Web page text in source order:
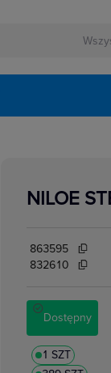
NILOE
863595
832610
Dostępny
1 SZT